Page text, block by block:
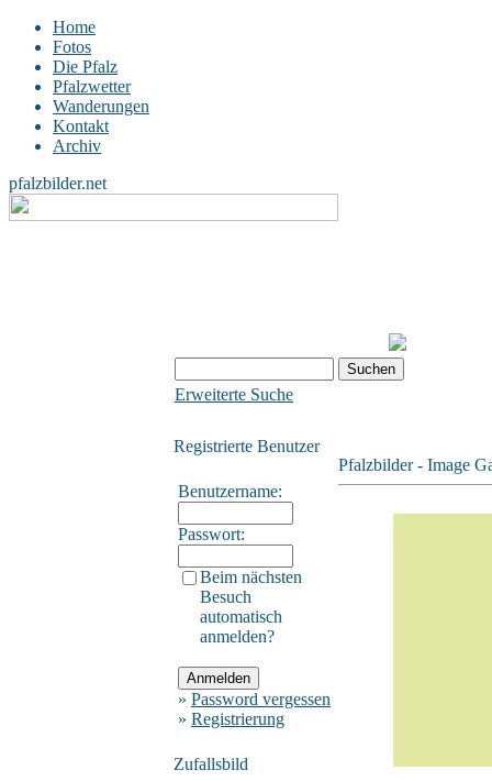
Home
Fotos
Die Pfalz
Pfalzwetter
Wanderungen
Kontakt
Archiv
pfalzbilder.net
Erweiterte Suche
Registrierte Benutzer
Benutzername:
Passwort:
Beim nächsten
Besuch
automatisch
anmelden?
» Password vergessen
» Registrierung
Zufallsbild
Pfalzbilder - Image